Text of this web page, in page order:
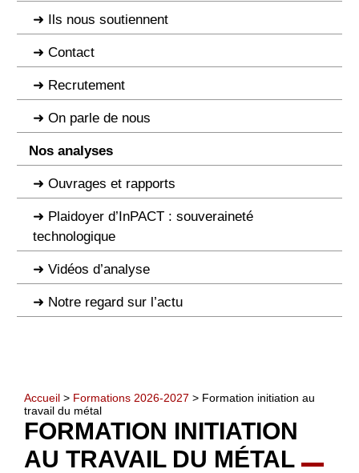
Ils nous soutiennent
Contact
Recrutement
On parle de nous
Nos analyses
Ouvrages et rapports
Plaidoyer d’InPACT : souveraineté
technologique
Vidéos d’analyse
Notre regard sur l’actu
Accueil > Formations 2026-2027 > Formation initiation au
travail du métal
FORMATION INITIATION
AU TRAVAIL DU MÉTAL